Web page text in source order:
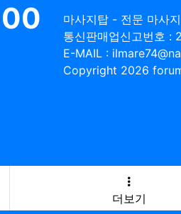
마사지탑 - 전문 마사
통신판매업신고번호 :
E-MAIL :
Copyright 2026
더보기